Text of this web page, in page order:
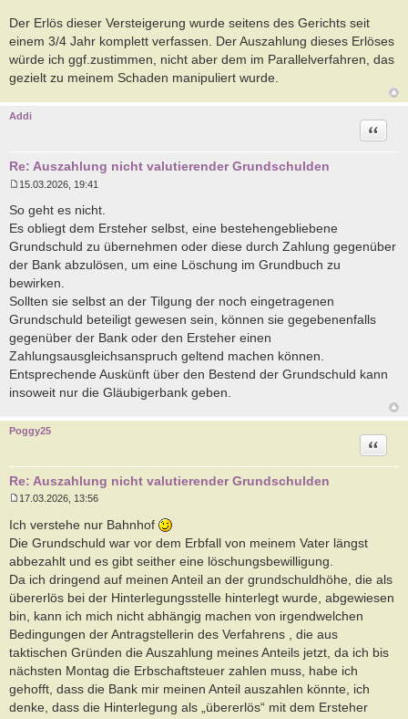
Der Erlös dieser Versteigerung wurde seitens des Gerichts seit
einem 3/4 Jahr komplett verfassen. Der Auszahlung dieses Erlöses
würde ich ggf.zustimmen, nicht aber dem im Parallelverfahren, das
gezielt zu meinem Schaden manipuliert wurde.
Addi
Re: Auszahlung nicht valutierender Grundschulden
Zitat
i
t
a
g
15.03.2026, 19:41
So geht es nicht.
Es obliegt dem Ersteher selbst, eine bestehengebliebene
Grundschuld zu übernehmen oder diese durch Zahlung gegenüber
der Bank abzulösen, um eine Löschung im Grundbuch zu
bewirken.
Sollten sie selbst an der Tilgung der noch eingetragenen
Grundschuld beteiligt gewesen sein, können sie gegebenenfalls
gegenüber der Bank oder den Ersteher einen
Zahlungsausgleichsanspruch geltend machen können.
Entsprechende Auskünft über den Bestend der Grundschuld kann
insoweit nur die Gläubigerbank geben.
Poggy25
Re: Auszahlung nicht valutierender Grundschulden
Zitat
e
i
t
a
g
17.03.2026, 13:56
Ich verstehe nur Bahnhof
Die Grundschuld war vor dem Erbfall von meinem Vater längst
abbezahlt und es gibt seither eine löschungsbewilligung.
Da ich dringend auf meinen Anteil an der grundschuldhöhe, die als
übererlös bei der Hinterlegungsstelle hinterlegt wurde, abgewiesen
bin, kann ich mich nicht abhängig machen von irgendwelchen
Bedingungen der Antragstellerin des Verfahrens , die aus
taktischen Gründen die Auszahlung meines Anteils jetzt, da ich bis
nächsten Montag die Erbschaftsteuer zahlen muss, habe ich
gehofft, dass die Bank mir meinen Anteil auszahlen könnte, ich
denke, dass die Hinterlegung als „übererlös“ mit dem Ersteher